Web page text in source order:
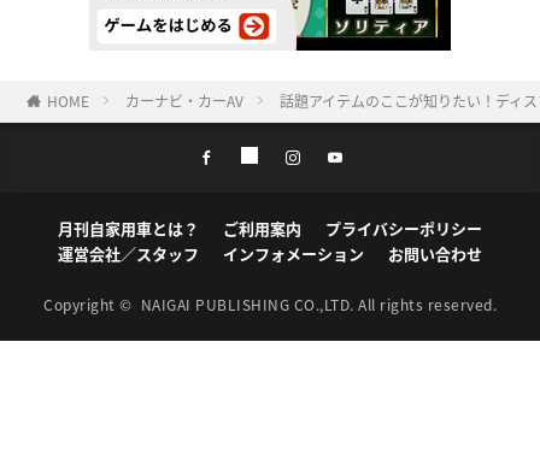
HOME カーナビ・カーAV 話題アイテムのここが知りたい！ディ
月刊自家用車とは？ ご利用案内
プライバシーポリシー
運営会社／スタッフ
インフォメーション お問い合わせ
Copyright © NAIGAI PUBLISHING CO.,LTD. All rights reserved.